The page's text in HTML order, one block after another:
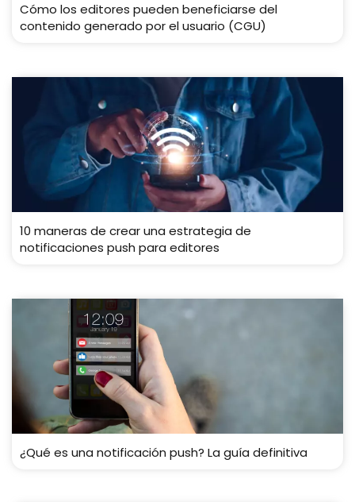
Cómo los editores pueden beneficiarse del
contenido generado por el usuario (CGU)
10 maneras de crear una estrategia de
notificaciones push para editores
¿Qué es una notificación push? La guía definitiva